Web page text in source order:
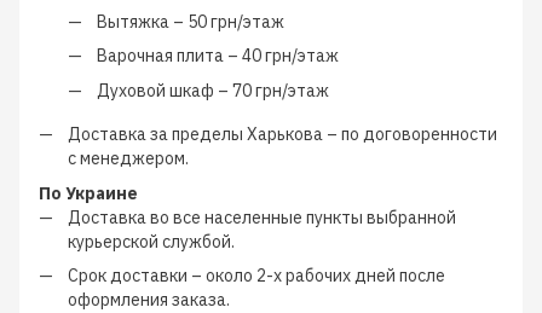
Вытяжка – 50 грн/этаж
Варочная плита – 40 грн/этаж
Духовой шкаф – 70 грн/этаж
Доставка за пределы Харькова – по договоренности
с менеджером.
По Украине
Доставка во все населенные пункты выбранной
курьерской службой.
Срок доставки – около 2-х рабочих дней после
оформления заказа.